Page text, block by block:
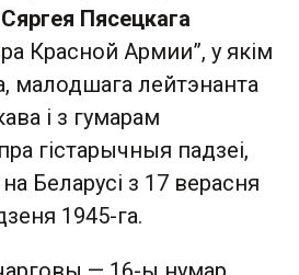
Сяргея Пясецкага
Красной Армии”, у якім
малодшага лейтэнанта
і з гумарам
гістарычныя падзеі,
Беларусі з 17 верасня
1945-га.